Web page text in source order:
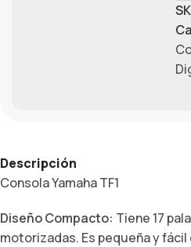
Descripción
Consola Yamaha TF1
Diseño Compacto: Tiene 17
motorizadas. Es pequeña y